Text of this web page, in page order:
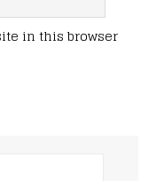
in this browser